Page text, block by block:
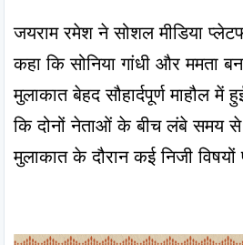
जयराम रमेश ने सोशल मीडिया
कहा कि सोनिया गांधी और ममता
मुलाकात बेहद सौहार्दपूर्ण माहौल में
कि दोनों नेताओं के बीच लंबे समय
मुलाकात के दौरान कई निजी विषयों